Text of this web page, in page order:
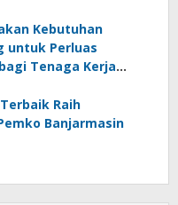
Kebutuhan
untuk Perluas
Tenaga Kerja
Raih
Banjarmasin